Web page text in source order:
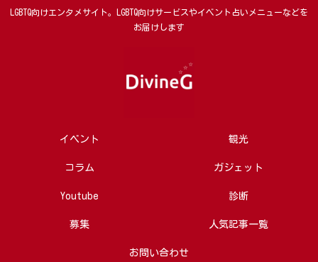
LGBTQ向けエンタメサイト。LGBTQ向けサービスやイベント占いメニューなどを
お届けします
イベント 観光
コラム ガジェット
Youtube 診断
募集 人気記事一覧
お問い合わせ